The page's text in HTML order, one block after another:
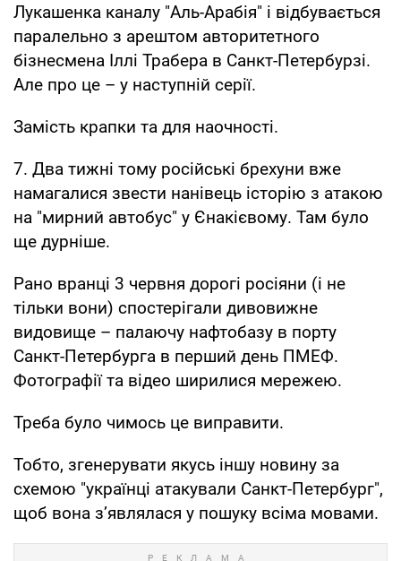
Лукашенка каналу "Аль-Арабія" і відбувається
паралельно з арештом авторитетного
бізнесмена Іллі Трабера в Санкт-Петербурзі.
Але про це – у наступній серії.
Замість крапки та для наочності.
7. Два тижні тому російські брехуни вже
намагалися звести нанівець історію з атакою
на "мирний автобус" у Єнакієвому. Там було
ще дурніше.
Рано вранці 3 червня дорогі росіяни (і не
тільки вони) спостерігали дивовижне
видовище – палаючу нафтобазу в порту
Санкт-Петербурга в перший день ПМЕФ.
Фотографії та відео ширилися мережею.
Треба було чимось це виправити.
Тобто, згенерувати якусь іншу новину за
схемою "українці атакували Санкт-Петербург",
щоб вона з’являлася у пошуку всіма мовами.